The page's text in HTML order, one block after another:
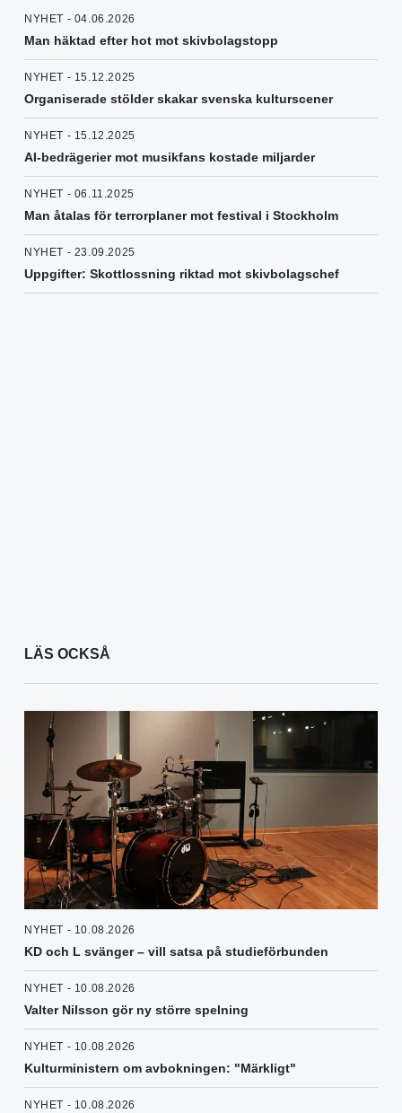
NYHET - 04.06.2026
Man häktad efter hot mot skivbolagstopp
NYHET - 15.12.2025
Organiserade stölder skakar svenska kulturscener
NYHET - 15.12.2025
AI-bedrägerier mot musikfans kostade miljarder
NYHET - 06.11.2025
Man åtalas för terrorplaner mot festival i Stockholm
NYHET - 23.09.2025
Uppgifter: Skottlossning riktad mot skivbolagschef
LÄS OCKSÅ
NYHET - 10.08.2026
KD och L svänger – vill satsa på studieförbunden
NYHET - 10.08.2026
Valter Nilsson gör ny större spelning
NYHET - 10.08.2026
Kulturministern om avbokningen: "Märkligt"
NYHET - 10.08.2026